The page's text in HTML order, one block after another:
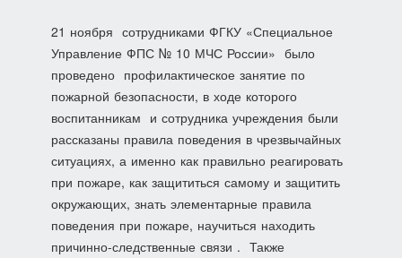
21 ноября сотрудниками ФГКУ «Специальное
Управление ФПС № 10 МЧС России» было
проведено профилактическое занятие по
пожарной безопасности, в ходе которого
воспитанникам и сотрудника учреждения были
рассказаны правила поведения в чрезвычайных
ситуациях, а именно как правильно реагировать
при пожаре, как защититься самому и защитить
окружающих, знать элементарные правила
поведения при пожаре, научиться находить
причинно-следственные связи . Также